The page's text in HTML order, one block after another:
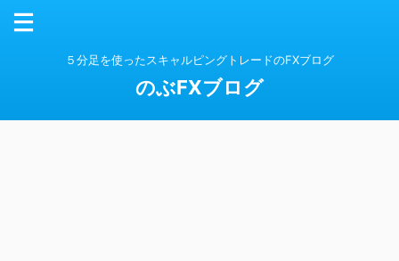
５分足を使ったスキャルピングトレードのFXブログ
のぶFXブログ